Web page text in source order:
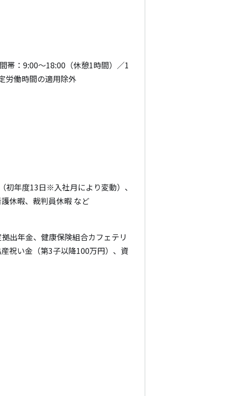
帯：9:00〜18:00（休憩1時間）／1
労働時間の適用除外
初年度13日※入社月により変動）、
休暇、裁判員休暇 など
出年金、健康保険組合カフェテリ
祝い金（第3子以降100万円）、資